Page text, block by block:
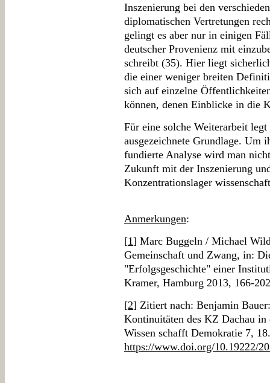
Inszenierung bei den
diplomatischen Vertretungen
gelingt es aber nur in einigen
deutscher Provenienz mit
schreibt (35). Hier liegt
die einer weniger breiten
sich auf einzelne
können, denen Einblicke in die
Für eine solche Weiterarbeit
ausgezeichnete Grundlage. Um
fundierte Analyse wird man
Zukunft mit der Inszenierung
Konzentrationslager
Anmerkungen:
[1] Marc Buggeln / Michael
Gemeinschaft und Zwang, in:
"Erfolgsgeschichte" einer
Kramer, Hamburg 2013, 166-
[2] Zitiert nach: Benjamin
Kontinuitäten des KZ Dachau
Wissen schafft Demokratie 7,
https://www.doi.org/10.19222/